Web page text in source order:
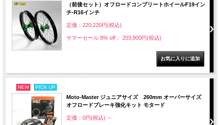
（前後セット）オフロードコンプリートホイールF19イン
チ-R16インチ
定価：220,220円(税込)
サマーセール 8% off： 203,900円(税込)
NEW PICK UP
Moto-Master ジュニアサイズ 260mm オーバーサイズ
オフロードブレーキ強化キット モタード
定価：0円(税込) ～